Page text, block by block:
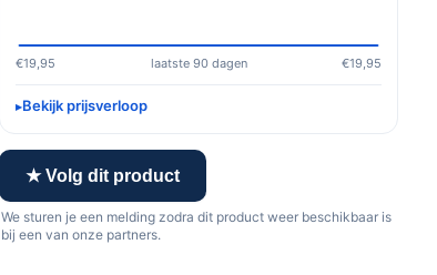
€19,95 laatste 90 dagen €19,95
Bekijk prijsverloop
★ Volg dit product
We sturen je een melding zodra dit product weer beschikbaar is
bij een van onze partners.